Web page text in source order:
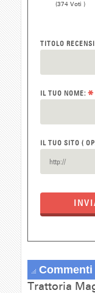
(374 Voti )
TITOLO
IL TUO NOME: *
IL TUO SITO (
Trattoria